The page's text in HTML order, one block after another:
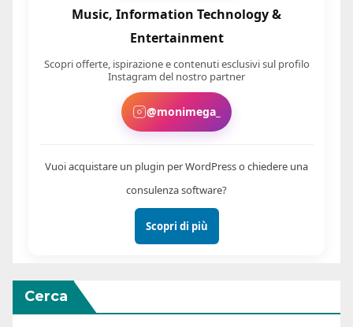
Cerca
Music, Information Technology &
Entertainment
Scopri offerte, ispirazione e contenuti esclusivi sul profilo
Instagram del nostro partner
@monimega_
Vuoi acquistare un plugin per WordPress o chiedere una
consulenza software?
Scopri di più